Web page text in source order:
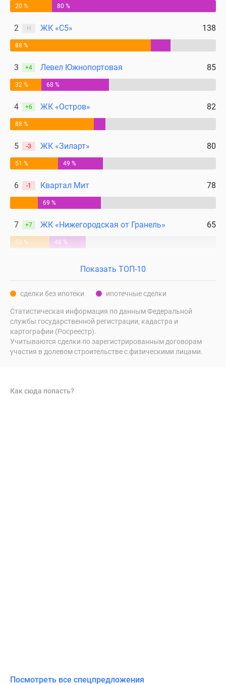
20 % 80 %
2 Н ЖК «С5» 138
88 %
3 +4 Левел Южнопортовая 85
32 % 68 %
4 +6 ЖК «Остров» 82
88 %
5 -3 ЖК «Зиларт» 80
51 % 49 %
6 -1 Квартал Мит 78
69 %
7 +7 ЖК «Нижегородская от Гранель» 65
52 % 48 %
Показать ТОП-10
сделки без ипотеки ипотечные сделки
Статистическая информация по данным Федеральной
службы государственной регистрации, кадастра и
картографии (Росреестр).
Учитываются сделки по зарегистрированным договорам
участия в долевом строительстве с физическими лицами.
Как сюда попасть?
Посмотреть все спецпредложения